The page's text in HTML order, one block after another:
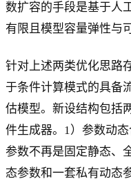
数扩容的手段是基于人
有限且模型容量弹性与
针对上述两类优化思路
于条件计算模式的具备
估模型。新设结构包括
件生成器。1）参数动
参数不再是固定静态、
态参数和一套私有动态